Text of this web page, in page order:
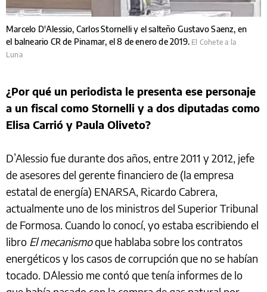
Marcelo D'Alessio, Carlos Stornelli y el salteño Gustavo Saenz, en
el balneario CR de Pinamar, el 8 de enero de 2019. El Cohete a la
Luna
¿Por qué un periodista le presenta ese personaje
a un fiscal como Stornelli y a dos diputadas como
Elisa Carrió y Paula Oliveto?
D’Alessio fue durante dos años, entre 2011 y 2012, jefe
de asesores del gerente financiero de (la empresa
estatal de energía) ENARSA, Ricardo Cabrera,
actualmente uno de los ministros del Superior Tribunal
de Formosa. Cuando lo conocí, yo estaba escribiendo el
libro El mecanismoque hablaba sobre los contratos
energéticos y los casos de corrupción que no se habían
tocado. D´Alessio me contó que tenía informes de lo